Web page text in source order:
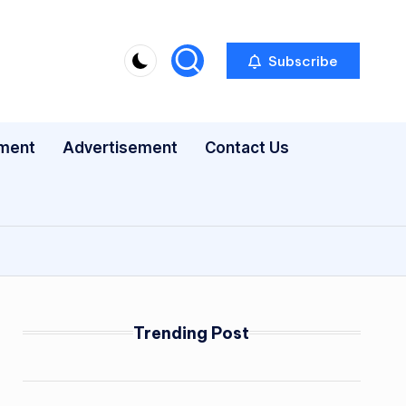
Subscribe
Advertisement Contact Us
Trending Post